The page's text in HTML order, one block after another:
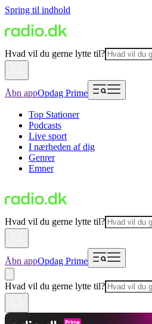
Spring til indhold
Hvad vil du gerne lytte til?
Åbn appOpdag Prime
Top Stationer
Podcasts
Live sport
I nærheden af dig
Genrer
Emner
Hvad vil du gerne lytte til?
Åbn appOpdag Prime
Hvad vil du gerne lytte til?